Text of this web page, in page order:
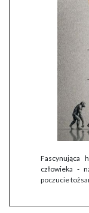
Fascynująca
człowieka -
poczucie